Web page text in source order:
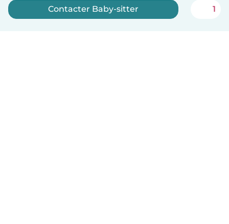
Contacter Baby-sitter 1